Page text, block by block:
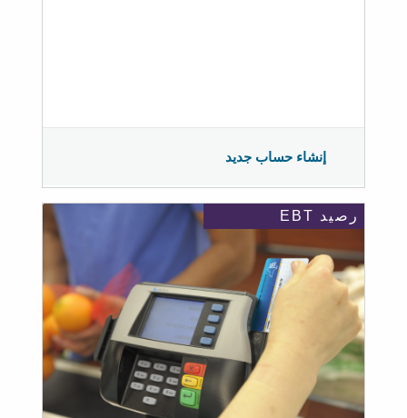
إنشاء حساب جديد
رصيد EBT